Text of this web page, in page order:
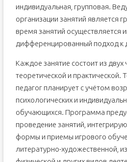
индивидуальная, групповая.
организации занятий является
время занятий осуществляется
дифференцированный подход к
Каждое занятие состоит из двух
теоретической и практической.
педагог планирует с учётом
психологических и
обучающихся. Программа
проведение занятий,
формы и приемы игрового
литературно-художественной,